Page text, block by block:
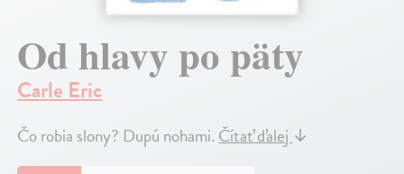
Od hlavy po päty
Carle Eric
Čo robia slony? Dupú nohami.Čítať ďalej↓